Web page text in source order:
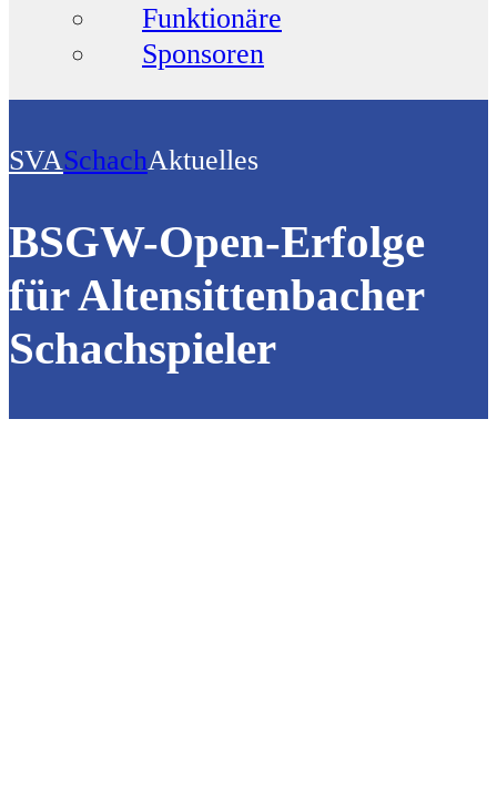
Funktionäre
Sponsoren
SVASchachAktuelles
BSGW-Open-Erfolge
für Altensittenbacher
Schachspieler